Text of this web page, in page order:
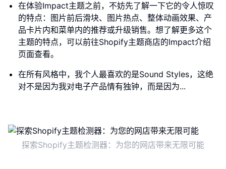
在体验Impact主题之前，不妨先了解一下它的令人惊叹
的特点：图片前后滑块、图片热点、整体动画效果、产
品卡片内和菜单内的推荐或升级销售。想了解更多这个
主题的特点，可以前往Shopify主题商店的Impact介绍
页面查看。
在所有风格中，我个人最喜欢的是Sound Styles，这绝
对不是因为我对电子产品情有独钟，而是因为...
探索Shopify主题检测器：为您的网店带来无限可能